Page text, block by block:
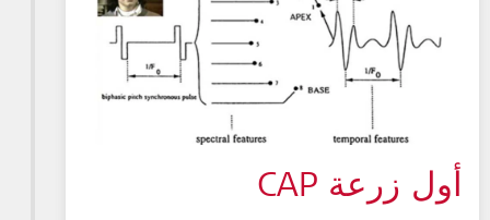
أول زرعة CAP